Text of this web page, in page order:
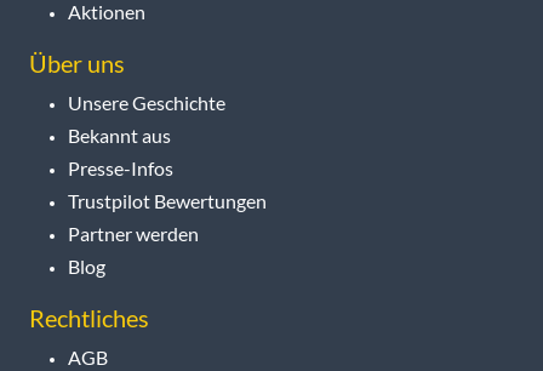
Aktionen
Über uns
Unsere Geschichte
Bekannt aus
Presse-Infos
Trustpilot Bewertungen
Partner werden
Blog
Rechtliches
AGB